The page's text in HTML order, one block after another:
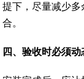
提下，尽量减少
合。
四、验收时必须动